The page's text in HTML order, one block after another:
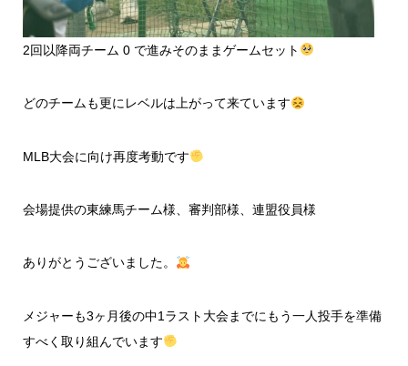
2回以降両チーム 0 で進みそのままゲームセット
どのチームも更にレベルは上がって来ています
MLB大会に向け再度考動です
会場提供の東練馬チーム様、審判部様、連盟役員様
ありがとうございました。
メジャーも3ヶ月後の中1ラスト大会までにもう一人投手を準備
すべく取り組んでいます